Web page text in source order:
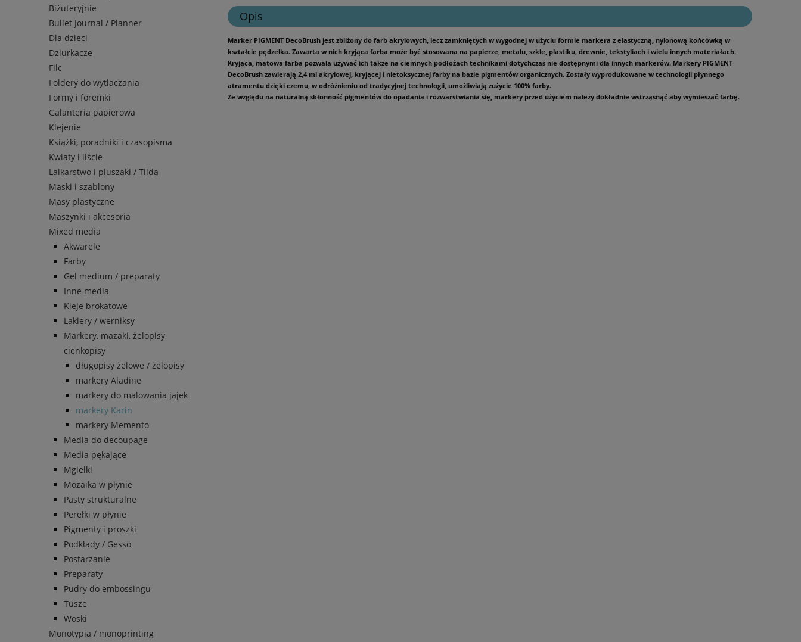
Biżuteryjnie
Bullet Journal / Planner
Dla dzieci
Dziurkacze
Filc
Foldery do wytłaczania
Formy i foremki
Galanteria papierowa
Klejenie
Książki, poradniki i czasopisma
Kwiaty i liście
Lalkarstwo i pluszaki / Tilda
Maski i szablony
Masy plastyczne
Maszynki i akcesoria
Mixed media
Akwarele
Farby
Gel medium / preparaty
Inne media
Kleje brokatowe
Lakiery / werniksy
Markery, mazaki, żelopisy,
cienkopisy
długopisy żelowe / żelopisy
markery Aladine
markery do malowania jajek
markery Karin
markery Memento
Media do decoupage
Media pękające
Mgiełki
Mozaika w płynie
Pasty strukturalne
Perełki w płynie
Pigmenty i proszki
Podkłady / Gesso
Postarzanie
Preparaty
Pudry do embossingu
Tusze
Woski
Monotypia / monoprinting
Opis
Marker PIGMENT DecoBrush jest zbliżony do farb akrylowych, lecz zamkniętych w wygodnej w użyciu formie markera z elastyczną, nylonową końcówką w
kształcie pędzelka. Zawarta w nich kryjąca farba może być stosowana na papierze, metalu, szkle, plastiku, drewnie, tekstyliach i wielu innych materiałach.
Kryjąca, matowa farba pozwala używać ich także na ciemnych podłożach technikami dotychczas nie dostępnymi dla innych markerów. Markery PIGMENT
DecoBrush zawierają 2,4 ml akrylowej, kryjącej i nietoksycznej farby na bazie pigmentów organicznych. Zostały wyprodukowane w technologii płynnego
atramentu dzięki czemu, w odróżnieniu od tradycyjnej technologii, umożliwiają zużycie 100% farby.
Ze względu na naturalną skłonność pigmentów do opadania i rozwarstwiania się, markery przed użyciem należy dokładnie wstrząsnąć aby wymieszać farbę.